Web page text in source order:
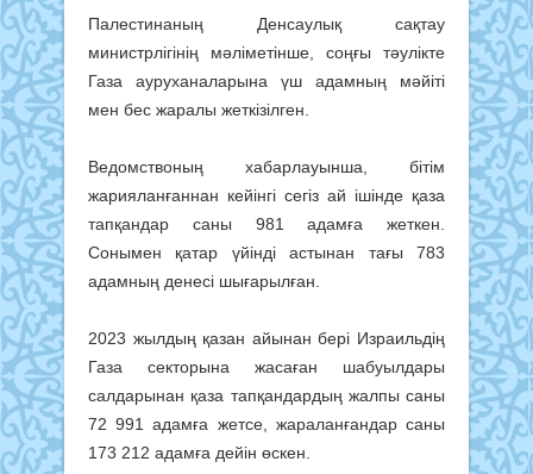
Палестинаның Денсаулық сақтау
министрлігінің мәліметінше, соңғы тәулікте
Газа ауруханаларына үш адамның мәйіті
мен бес жаралы жеткізілген.
Ведомствоның хабарлауынша, бітім
жарияланғаннан кейінгі сегіз ай ішінде қаза
тапқандар саны 981 адамға жеткен.
Сонымен қатар үйінді астынан тағы 783
адамның денесі шығарылған.
2023 жылдың қазан айынан бері Израильдің
Газа секторына жасаған шабуылдары
салдарынан қаза тапқандардың жалпы саны
72 991 адамға жетсе, жараланғандар саны
173 212 адамға дейін өскен.